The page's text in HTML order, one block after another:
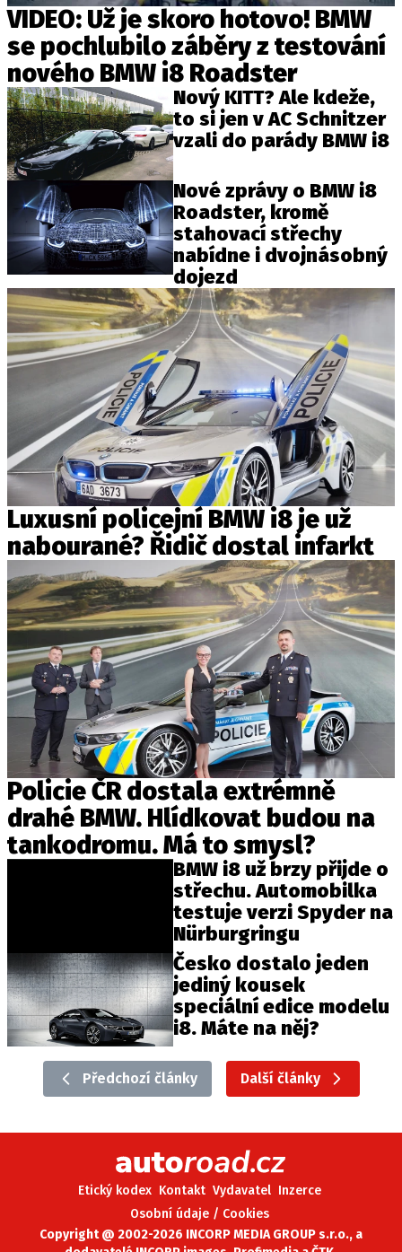
VIDEO: Už je skoro hotovo! BMW
se pochlubilo záběry z testování
nového BMW i8 Roadster
Nový KITT? Ale kdeže,
to si jen v AC Schnitzer
vzali do parády BMW i8
Nové zprávy o BMW i8
Roadster, kromě
stahovací střechy
nabídne i dvojnásobný
dojezd
Luxusní policejní BMW i8 je už
nabourané? Řidič dostal infarkt
Policie ČR dostala extrémně
drahé BMW. Hlídkovat budou na
tankodromu. Má to smysl?
BMW i8 už brzy přijde o
střechu. Automobilka
testuje verzi Spyder na
Nürburgringu
Česko dostalo jeden
jediný kousek
speciální edice modelu
i8. Máte na něj?
Předchozí články Další články
Etický kodex Kontakt Vydavatel Inzerce
Osobní údaje / Cookies
Copyright @ 2002-2026 INCORP MEDIA GROUP s.r.o., a